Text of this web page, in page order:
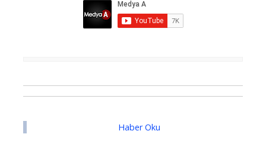
Haber Oku